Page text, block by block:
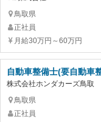
鳥取県
正社員
月給30万円～60万円
自動車整備士(要自動車
株式会社ホンダカーズ鳥取
鳥取県
正社員